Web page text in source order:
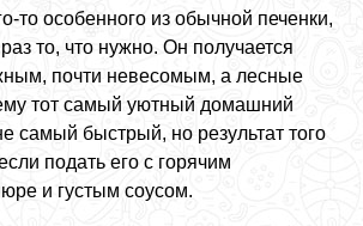
то особенного из обычной печенки,
раз то, что нужно. Он получается
почти невесомым, а лесные
тот самый уютный домашний
самый быстрый, но результат того
подать его с горячим
и густым соусом.